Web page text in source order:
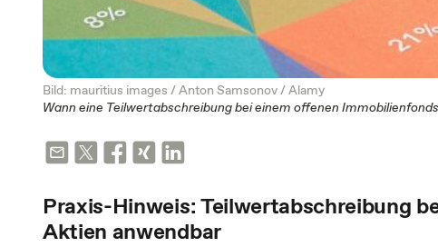
Bild: mauritius images / Anton Samsonov / Alamy
Wann eine Teilwertabschreibung bei einem offenen
Praxis-Hinweis: Teilwertabschreibung
Aktien anwendbar